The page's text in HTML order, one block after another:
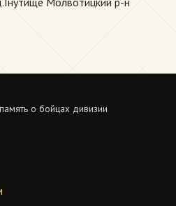
о бойцах дивизии